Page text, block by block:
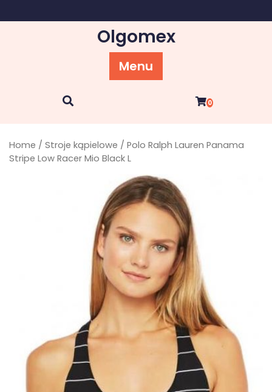
to
Olgomex
Menu
0
Home / Stroje kąpielowe / Polo Ralph Lauren Panama
Stripe Low Racer Mio Black L